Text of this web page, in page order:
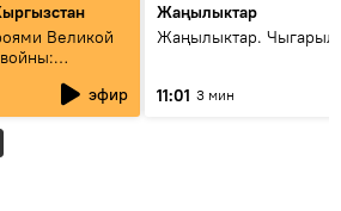
Великой
эфир
Жаңылыктар
Жаңылыктар.
11:01 3 мин